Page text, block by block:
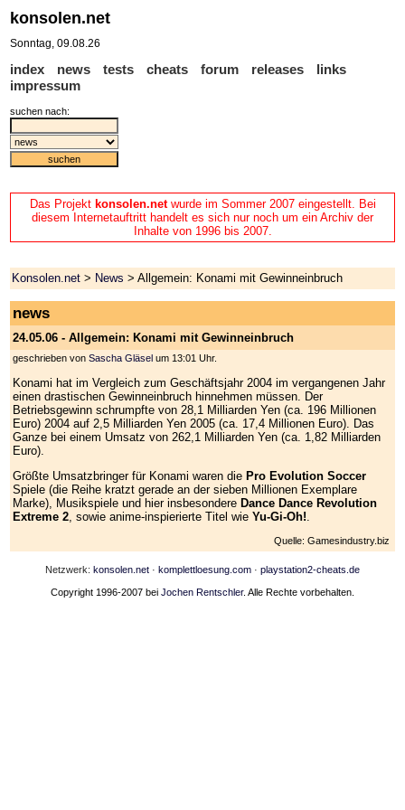
Das Projekt konsolen.netwurde im Sommer 2007 eingestellt. Bei
diesem Internetauftritt handelt es sich nur noch um ein Archiv der
Inhalte von 1996 bis 2007.
Konsolen.net > News > Allgemein: Konami mit Gewinneinbruch
news
24.05.06 - Allgemein: Konami mit Gewinneinbruch
geschrieben vonSascha Gläsel um 13:01 Uhr.
Konami hat im Vergleich zum Geschäftsjahr 2004 im vergangenen Jahr
einen drastischen Gewinneinbruch hinnehmen müssen. Der
Betriebsgewinn schrumpfte von 28,1 Milliarden Yen (ca. 196 Millionen
Euro) 2004 auf 2,5 Milliarden Yen 2005 (ca. 17,4 Millionen Euro). Das
Ganze bei einem Umsatz von 262,1 Milliarden Yen (ca. 1,82 Milliarden
Euro).
Größte Umsatzbringer für Konami waren die Pro Evolution Soccer
Spiele (die Reihe kratzt gerade an der sieben Millionen Exemplare
Marke), Musikspiele und hier insbesondere Dance Dance Revolution
Extreme 2 , sowie anime-inspierierte Titel wieYu-Gi-Oh!
Quelle: Gamesindustry.biz
Netzwerk: konsolen.net · komplettloesung.com · playstation2-cheats.de
Copyright 1996-2007 bei Jochen Rentschler. Alle Rechte vorbehalten.
konsolen.net
Sonntag, 09.08.26
index news tests cheats forum releases
links
impressum
suchen nach: